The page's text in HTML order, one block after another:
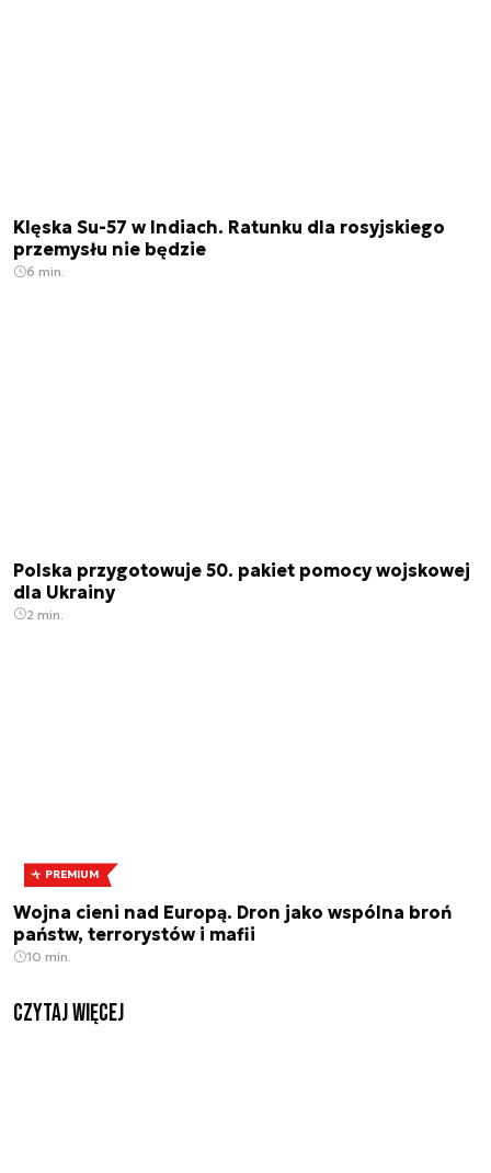
Klęska Su-57 w Indiach. Ratunku dla rosyjskiego
przemysłu nie będzie
6 min.
Polska przygotowuje 50. pakiet pomocy wojskowej
dla Ukrainy
2 min.
PREMIUM
Wojna cieni nad Europą. Dron jako wspólna broń
państw, terrorystów i mafii
10 min.
czytaj więcej